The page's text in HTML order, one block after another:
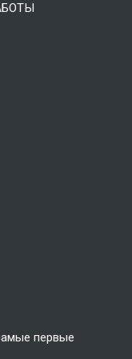
первые